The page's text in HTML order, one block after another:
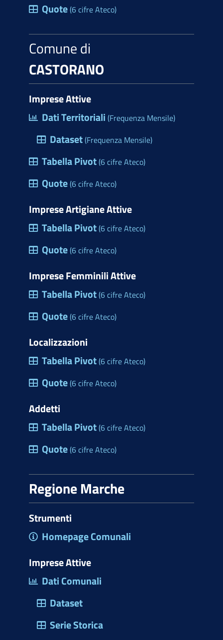
Quote(6 cifre Ateco)
Comune di
CASTORANO
Imprese Attive
Dati Territoriali (Frequenza Mensile)
Dataset(Frequenza Mensile)
Tabella Pivot(6 cifre Ateco)
Quote(6 cifre Ateco)
Imprese Artigiane Attive
Tabella Pivot(6 cifre Ateco)
Quote(6 cifre Ateco)
Imprese Femminili Attive
Tabella Pivot(6 cifre Ateco)
Quote(6 cifre Ateco)
Localizzazioni
Tabella Pivot(6 cifre Ateco)
Quote(6 cifre Ateco)
Addetti
Tabella Pivot(6 cifre Ateco)
Quote(6 cifre Ateco)
Regione Marche
Strumenti
Homepage Comunali
Imprese Attive
Dati Comunali
Dataset
Serie Storica